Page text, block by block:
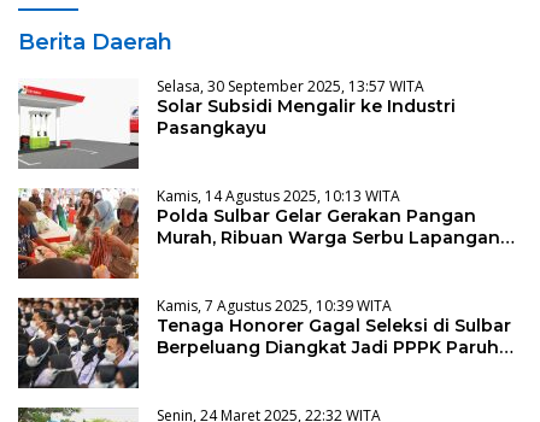
Berita Daerah
Selasa, 30 September 2025, 13:57 WITA
Solar Subsidi Mengalir ke Industri
Pasangkayu
Kamis, 14 Agustus 2025, 10:13 WITA
Polda Sulbar Gelar Gerakan Pangan
Murah, Ribuan Warga Serbu Lapangan
Kamis, 7 Agustus 2025, 10:39 WITA
Tenaga Honorer Gagal Seleksi di Sulbar
Berpeluang Diangkat Jadi PPPK Paruh
Senin, 24 Maret 2025, 22:32 WITA